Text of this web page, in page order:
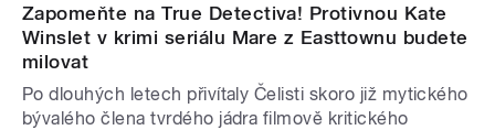
Zapomeňte na True Detectiva! Protivnou Kate
Winslet v krimi seriálu Mare z Easttownu budete
milovat
Po dlouhých letech přivítaly Čelisti skoro již mytického
bývalého člena tvrdého jádra filmově kritického